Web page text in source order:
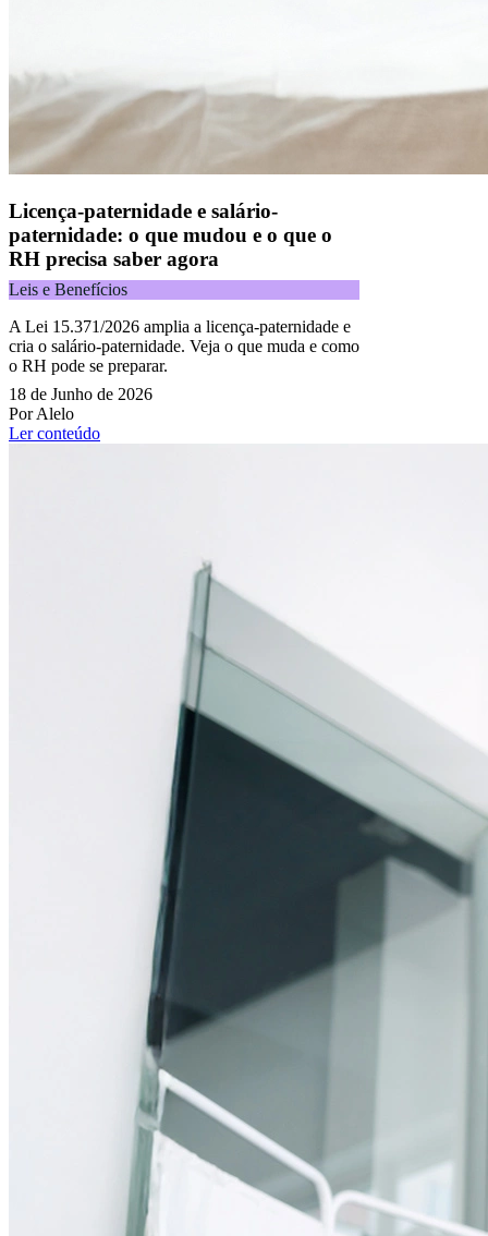
Licença-paternidade e salário-
paternidade: o que mudou e o que o
RH precisa saber agora
Leis e Benefícios
A Lei 15.371/2026 amplia a licença-paternidade e
cria o salário-paternidade. Veja o que muda e como
o RH pode se preparar.
18 de Junho de 2026
Por Alelo
Ler conteúdo